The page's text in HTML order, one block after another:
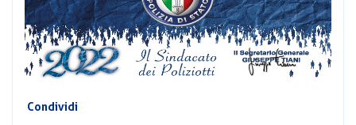
PREVIDENZA
CONVENZIONI
AREA
CORSI
MOBILITÀ
PERSONALE
Condividi